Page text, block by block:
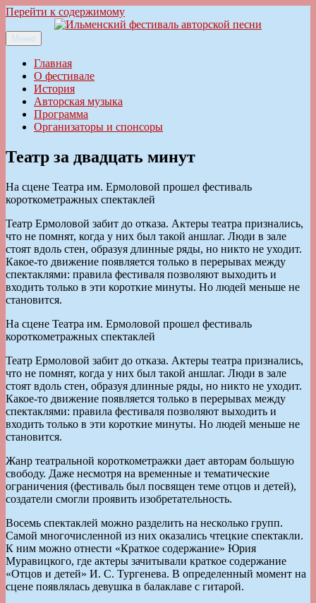
Перейти к содержимому
Ильменский фестиваль авторской песни
Меню
Главная
О фестивале
История
Авторская музыка
Программа
Организаторы и спонсоры
Театр за двадцать минут
На сцене Театра им. Ермоловой прошел фестиваль
короткометражных спектаклей
Театр Ермоловой забит до отказа. Актеры театра признались,
что не помнят, когда у них был такой аншлаг. Люди в зале
стоят вдоль стен, образуя длинные ряды, но никто не уходит.
Какое-то движение появляется только в перерывах между
спектаклями: правила фестиваля позволяют выходить и
входить только в эти короткие минуты. Но людей меньше не
становится.
На сцене Театра им. Ермоловой прошел фестиваль
короткометражных спектаклей
Театр Ермоловой забит до отказа. Актеры театра признались,
что не помнят, когда у них был такой аншлаг. Люди в зале
стоят вдоль стен, образуя длинные ряды, но никто не уходит.
Какое-то движение появляется только в перерывах между
спектаклями: правила фестиваля позволяют выходить и
входить только в эти короткие минуты. Но людей меньше не
становится.
Жанр театральной короткометражки дает авторам большую
свободу. Даже несмотря на временные и тематические
ограничения (фестиваль был посвящен теме отцов и детей),
создатели смогли проявить изобретательность.
Восемь спектаклей можно разделить на несколько групп.
Самой многочисленной из них оказались чтецкие спектакли.
К ним можно отнести «Краткое содержание» Юрия
Муравицкого, где актеры зачитывали краткое содержание
«Отцов и детей» И. С. Тургенева. В определенный момент на
сцене появлялась девушка в балаклаве с гитарой.